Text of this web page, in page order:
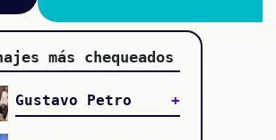
más chequeados
Gustavo Petro